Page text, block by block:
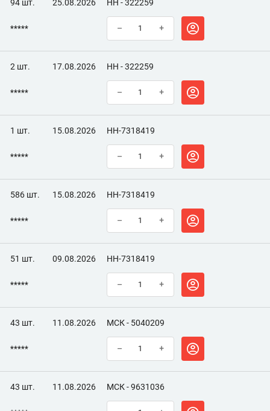
94 шт. 25.08.2026 НН - 322259
***** – +
2 шт. 17.08.2026 НН - 322259
***** – +
1 шт. 15.08.2026 НН-7318419
***** – +
586 шт. 15.08.2026 НН-7318419
***** – +
51 шт. 09.08.2026 НН-7318419
***** – +
43 шт. 11.08.2026 МСК - 5040209
***** – +
43 шт. 11.08.2026 МСК - 9631036